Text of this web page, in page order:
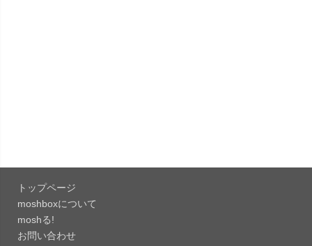
「Microsoft OneDrive 18.6.7」iOS向け最新版を...
「Pokémon GO 0.423.0」iOS向け最新版をリリー
トップページ
moshboxについて
moshる!
お問い合わせ